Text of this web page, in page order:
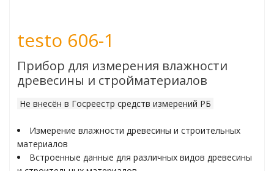
поверхности
testo 606-1
Прибор для измерения влажности
древесины и стройматериалов
Не внесён в Госреестр средств измерений РБ
Измерение влажности древесины и строительных
материалов
Встроенные данные для различных видов древесины